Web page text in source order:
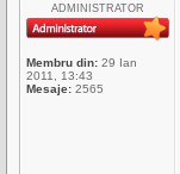
ADMINISTRATOR
Membru din: 29 Ian
2011, 13:43
Mesaje: 2565